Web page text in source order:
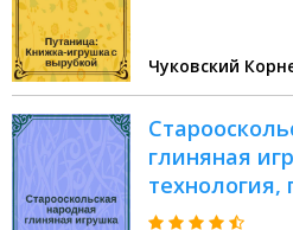
Чуковский
глиняная
технология,
возрождения